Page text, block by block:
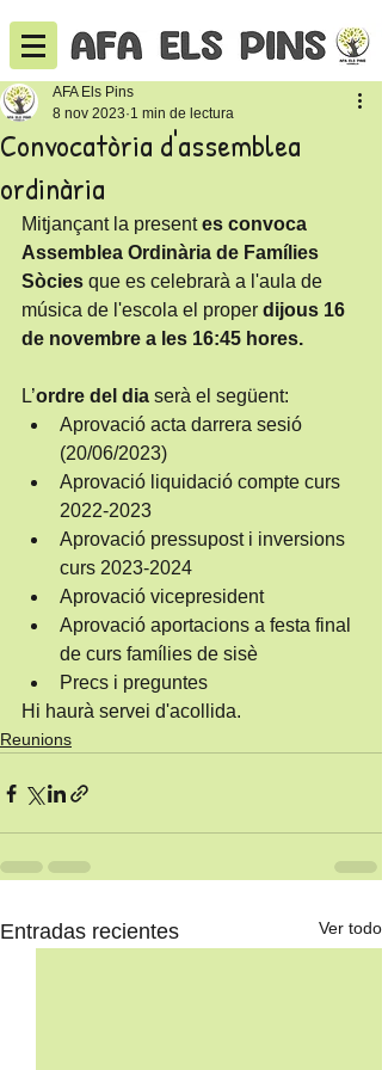
Convocatòria d'assemblea
ordinària
AFA Els Pins
8 nov 2023 1 min de lectura
Mitjançant la present es convoca
Assemblea Ordinària de Famílies
Sòcies que es celebrarà a l'aula de
música de l'escola el proper dijous 16
de novembre a les 16:45 hores.
L’ordre del dia serà el següent:
Aprovació acta darrera sesió
(20/06/2023)
Aprovació liquidació compte curs
2022-2023
Aprovació pressupost i inversions
curs 2023-2024
Aprovació vicepresident
Aprovació aportacions a festa final
de curs famílies de sisè
Precs i preguntes
Hi haurà servei d'acollida.
Reunions
Entradas recientes Ver todo